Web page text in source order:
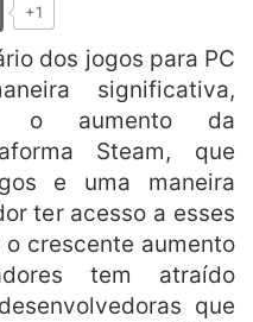
+1
dos jogos para PC
significativa,
o aumento da
Steam, que
e uma maneira
ter acesso a esses
crescente aumento
tem atraído
que